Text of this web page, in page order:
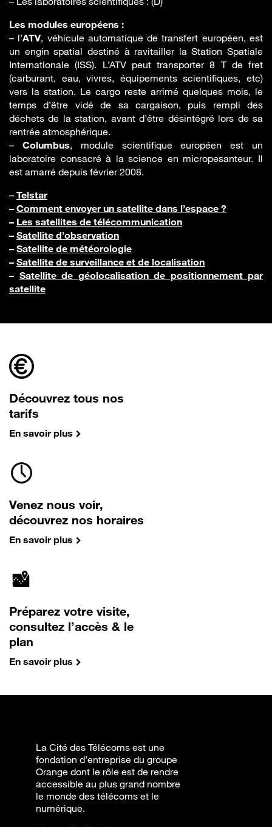
Les modules européens :
– l’ATV, véhicule automatique de transfert européen, est
un engin spatial destiné à ravitailler la Station Spatiale
Internationale (ISS). L’ATV peut transporter 8 T de fret
(carburant, eau, vivres, équipements scientifiques, etc)
vers la station. Le cargo reste arrimé quelques mois, le
temps d’être vidé de sa cargaison, puis rempli des
déchets de la station, avant d’être désintégré lors de sa
rentrée atmosphérique.
– Columbus, module scientifique européen est un
laboratoire consacré à la science en micropesanteur. Il
est amarré depuis février 2008.
– Telstar
– Comment envoyer un satellite dans l’espace ?
– Les satellites de télécommunication
– Satellite d’observation
– Satellite de météorologie
– Satellite de surveillance et de localisation
– Satellite de géolocalisation de positionnement par
satellite
Découvrez tous nos
tarifs
En savoir plus
Venez nous voir,
découvrez nos horaires
En savoir plus
Préparez votre visite,
consultez l’accès & le
plan
En savoir plus
La Cité des Télécoms est une
fondation d’entreprise du groupe
Orange dont le rôle est de rendre
accessible au plus grand nombre
le monde des télécoms et le
numérique.